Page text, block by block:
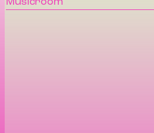
Musicroom